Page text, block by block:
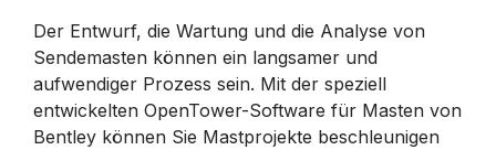
Der Entwurf, die Wartung und die Analyse von
Sendemasten können ein langsamer und
aufwendiger Prozess sein. Mit der speziell
entwickelten OpenTower-Software für Masten von
Bentley können Sie Mastprojekte beschleunigen